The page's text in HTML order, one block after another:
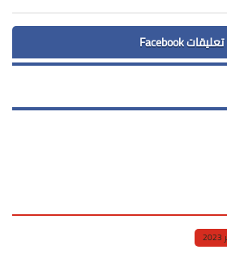
تعليقات Facebook